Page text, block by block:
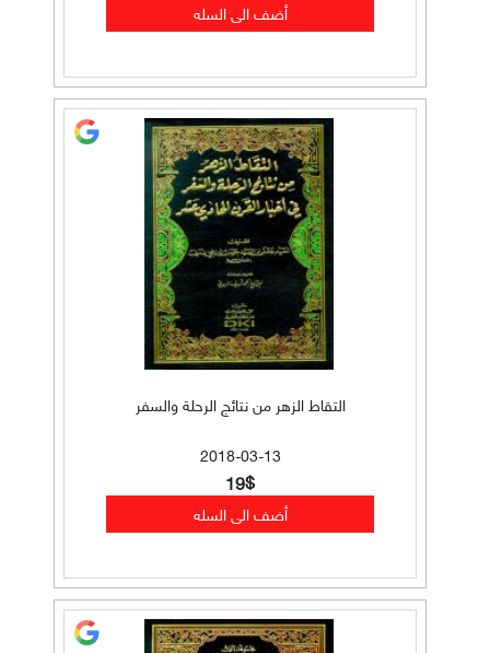
التقاط الزهر من نتائج الرحلة والسفر
2018-03-13
19$